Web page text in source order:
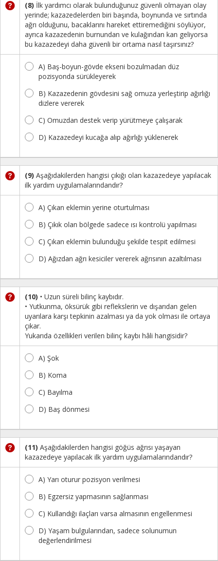
(8) İlk yardımcı olarak bulunduğunuz güvenli olmayan olay
yerinde; kazazedelerden biri başında, boynunda ve sırtında
ağrı olduğunu, bacaklarını hareket ettiremediğini söylüyor,
ayrıca kazazedenin burnundan ve kulağından kan geliyorsa
bu kazazedeyi daha güvenli bir ortama nasıl taşırsınız?
A) Baş-boyun-gövde ekseni bozulmadan düz
pozisyonda sürükleyerek
B) Kazazedenin gövdesini sağ omuza yerleştirip ağırlığı
dizlere vererek
C) Omuzdan destek verip yürütmeye çalışarak
D) Kazazedeyi kucağa alıp ağırlığı yüklenerek
(9) Aşağıdakilerden hangisi çıkığı olan kazazedeye yapılacak
ilk yardım uygulamalarındandır?
A) Çıkan eklemin yerine oturtulması
B) Çıkık olan bölgede sadece ısı kontrolü yapılması
C) Çıkan eklemin bulunduğu şekilde tespit edilmesi
D) Ağızdan ağrı kesiciler vererek ağrısının azaltılması
(10) • Uzun süreli bilinç kaybıdır.
• Yutkunma, öksürük gibi reflekslerin ve dışarıdan gelen
uyarılara karşı tepkinin azalması ya da yok olması ile ortaya
çıkar.
Yukarıda özellikleri verilen bilinç kaybı hâli hangisidir?
A) Şok
B) Koma
C) Bayılma
D) Baş dönmesi
(11) Aşağıdakilerden hangisi göğüs ağrısı yaşayan
kazazedeye yapılacak ilk yardım uygulamalarındandır?
A) Yarı oturur pozisyon verilmesi
B) Egzersiz yapmasının sağlanması
C) Kullandığı ilaçları varsa almasının engellenmesi
D) Yaşam bulgularından, sadece solunumun
değerlendirilmesi